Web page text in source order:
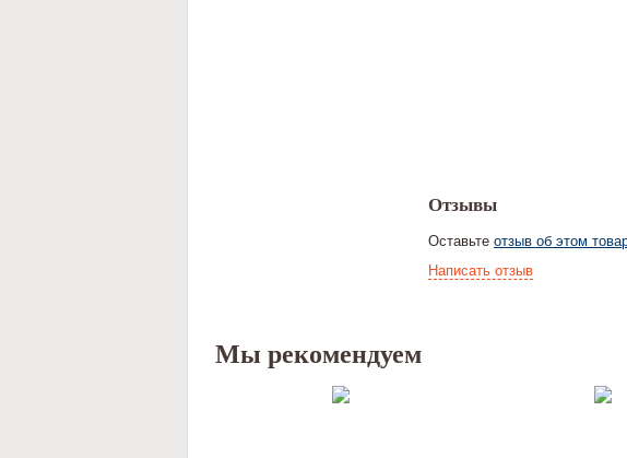
Отзывы
Оставьте отзыв об этом
Написать отзыв
Мы рекомендуем